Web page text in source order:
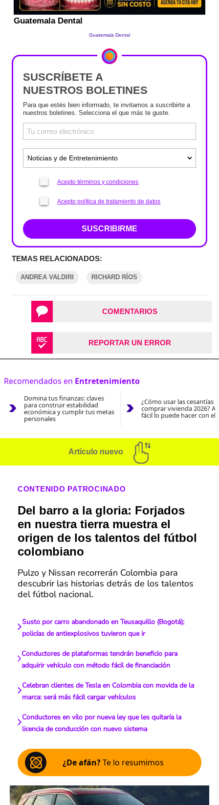
SUSCRÍBETE A
NUESTROS BOLETINES
Para que estés bien informado, te invitamos a suscribirte a
nuestros boletines. Selecciona el que más te guste.
Acepto términos y condiciones
Acepto política de tratamiento de datos
SUSCRIBIRME
TEMAS RELACIONADOS:
ANDREA VALDIRI RICHARD RÍOS
COMENTARIOS
REPORTAR UN ERROR
Recomendados en Entretenimiento
Domina tus finanzas: claves
para construir estabilidad
económica y cumplir tus metas
personales
¿Cómo usar las cesantías
comprar vivienda 2026?
fácil lo puede hacer con el
Artículo nuevo
CONTENIDO PATROCINADO
Del barro a la gloria: Forjados
en nuestra tierra muestra el
origen de los talentos del fútbol
colombiano
Pulzo y Nissan recorrerán Colombia para
descubrir las historias detrás de los talentos
del fútbol nacional.
Susto por carro abandonado en Teusaquillo (Bogotá);
policías de antiexplosivos tuvieron que ir
Conductores de plataformas tendrán beneficio para
adquirir vehículo con método fácil de financiación
Celebran clientes de Tesla en Colombia con movida de la
marca: será más fácil cargar vehículos
Conductores en vilo por nueva ley que les quitaría la
licencia de conducción con nuevo sistema
¿De afán?Te lo resumimos